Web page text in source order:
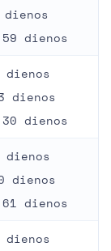
dienos
59 dienos
dienos
dienos
30 dienos
dienos
dienos
61 dienos
dienos